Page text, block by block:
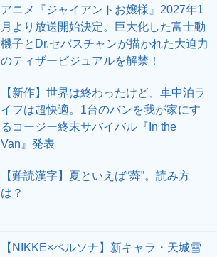
アニメ『ジャイアントお嬢様』2027年1
月より放送開始決定。巨大化した富士動
機子とDr.セバスチャンが描かれた大迫力
のティザービジュアルを解禁！
【新作】世界は終わったけど、車中泊ラ
イフは超快適。1台のバンを我が家にす
るコージー終末サバイバル『In the
Van』発表
【難読漢字】夏といえば“蕣”。読み方
は？
【NIKKE×ペルソナ】新キャラ・天城雪